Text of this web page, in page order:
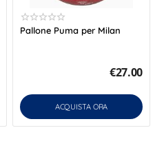
Pallone Puma per Milan
€27.00
ACQUISTA ORA